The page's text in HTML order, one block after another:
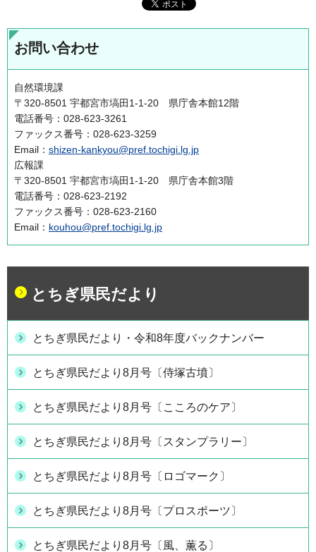
お問い合わせ
自然環境課
〒320-8501 宇都宮市塙田1-1-20 県庁舎本館12階
電話番号：028-623-3261
ファックス番号：028-623-3259
Email： shizen-kankyou@pref.tochigi.lg.jp
広報課
〒320-8501 宇都宮市塙田1-1-20 県庁舎本館3階
電話番号：028-623-2192
ファックス番号：028-623-2160
Email： kouhou@pref.tochigi.lg.jp
とちぎ県民だより
とちぎ県民だより・令和8年度バックナンバー
とちぎ県民だより8月号〔侍塚古墳〕
とちぎ県民だより8月号〔こころのケア〕
とちぎ県民だより8月号〔スタンプラリー〕
とちぎ県民だより8月号〔ロゴマーク〕
とちぎ県民だより8月号〔プロスポーツ〕
とちぎ県民だより8月号〔風、薫る〕